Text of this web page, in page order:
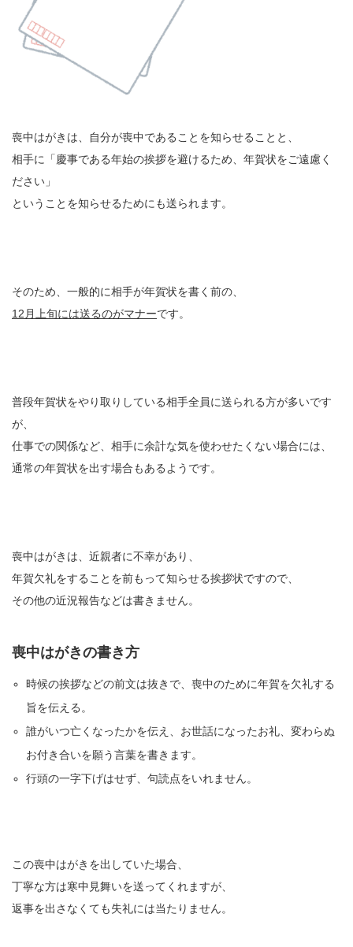
喪中はがきは、自分が喪中であることを知らせることと、
相手に「慶事である年始の挨拶を避けるため、年賀状をご遠慮く
ださい」
ということを知らせるためにも送られます。
そのため、一般的に相手が年賀状を書く前の、
12月上旬には送るのがマナーです。
普段年賀状をやり取りしている相手全員に送られる方が多いです
が、
仕事での関係など、相手に余計な気を使わせたくない場合には、
通常の年賀状を出す場合もあるようです。
喪中はがきは、近親者に不幸があり、
年賀欠礼をすることを前もって知らせる挨拶状ですので、
その他の近況報告などは書きません。
喪中はがきの書き方
時候の挨拶などの前文は抜きで、喪中のために年賀を欠礼する
旨を伝える。
誰がいつ亡くなったかを伝え、お世話になったお礼、変わらぬ
お付き合いを願う言葉を書きます。
行頭の一字下げはせず、句読点をいれません。
この喪中はがきを出していた場合、
丁寧な方は寒中見舞いを送ってくれますが、
返事を出さなくても失礼には当たりません。